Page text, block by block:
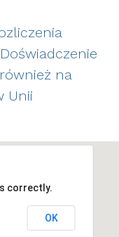
na
Unii
correctly.
OK